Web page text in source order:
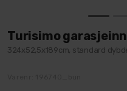
Turisimo
324x52,5x189cm, standard